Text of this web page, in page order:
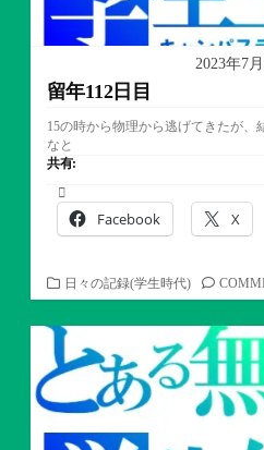
2023年7
留年112日目
15の時から物理から逃げてきたが
なと
共有:
Facebook X
カ
テ
ゴ
ー
日々の記録(学生時代)